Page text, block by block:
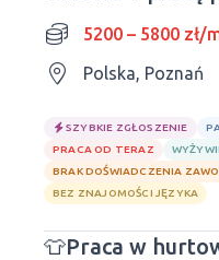
nie jest5200 – 5800 zł/
Polska, Poznań
SZYBKIE ZGŁOSZENIE
PRACA OD TERAZ
BRAK DOŚWIADCZENIA
BEZ ZNAJOMOŚCI JĘZYKA
👕Praca w